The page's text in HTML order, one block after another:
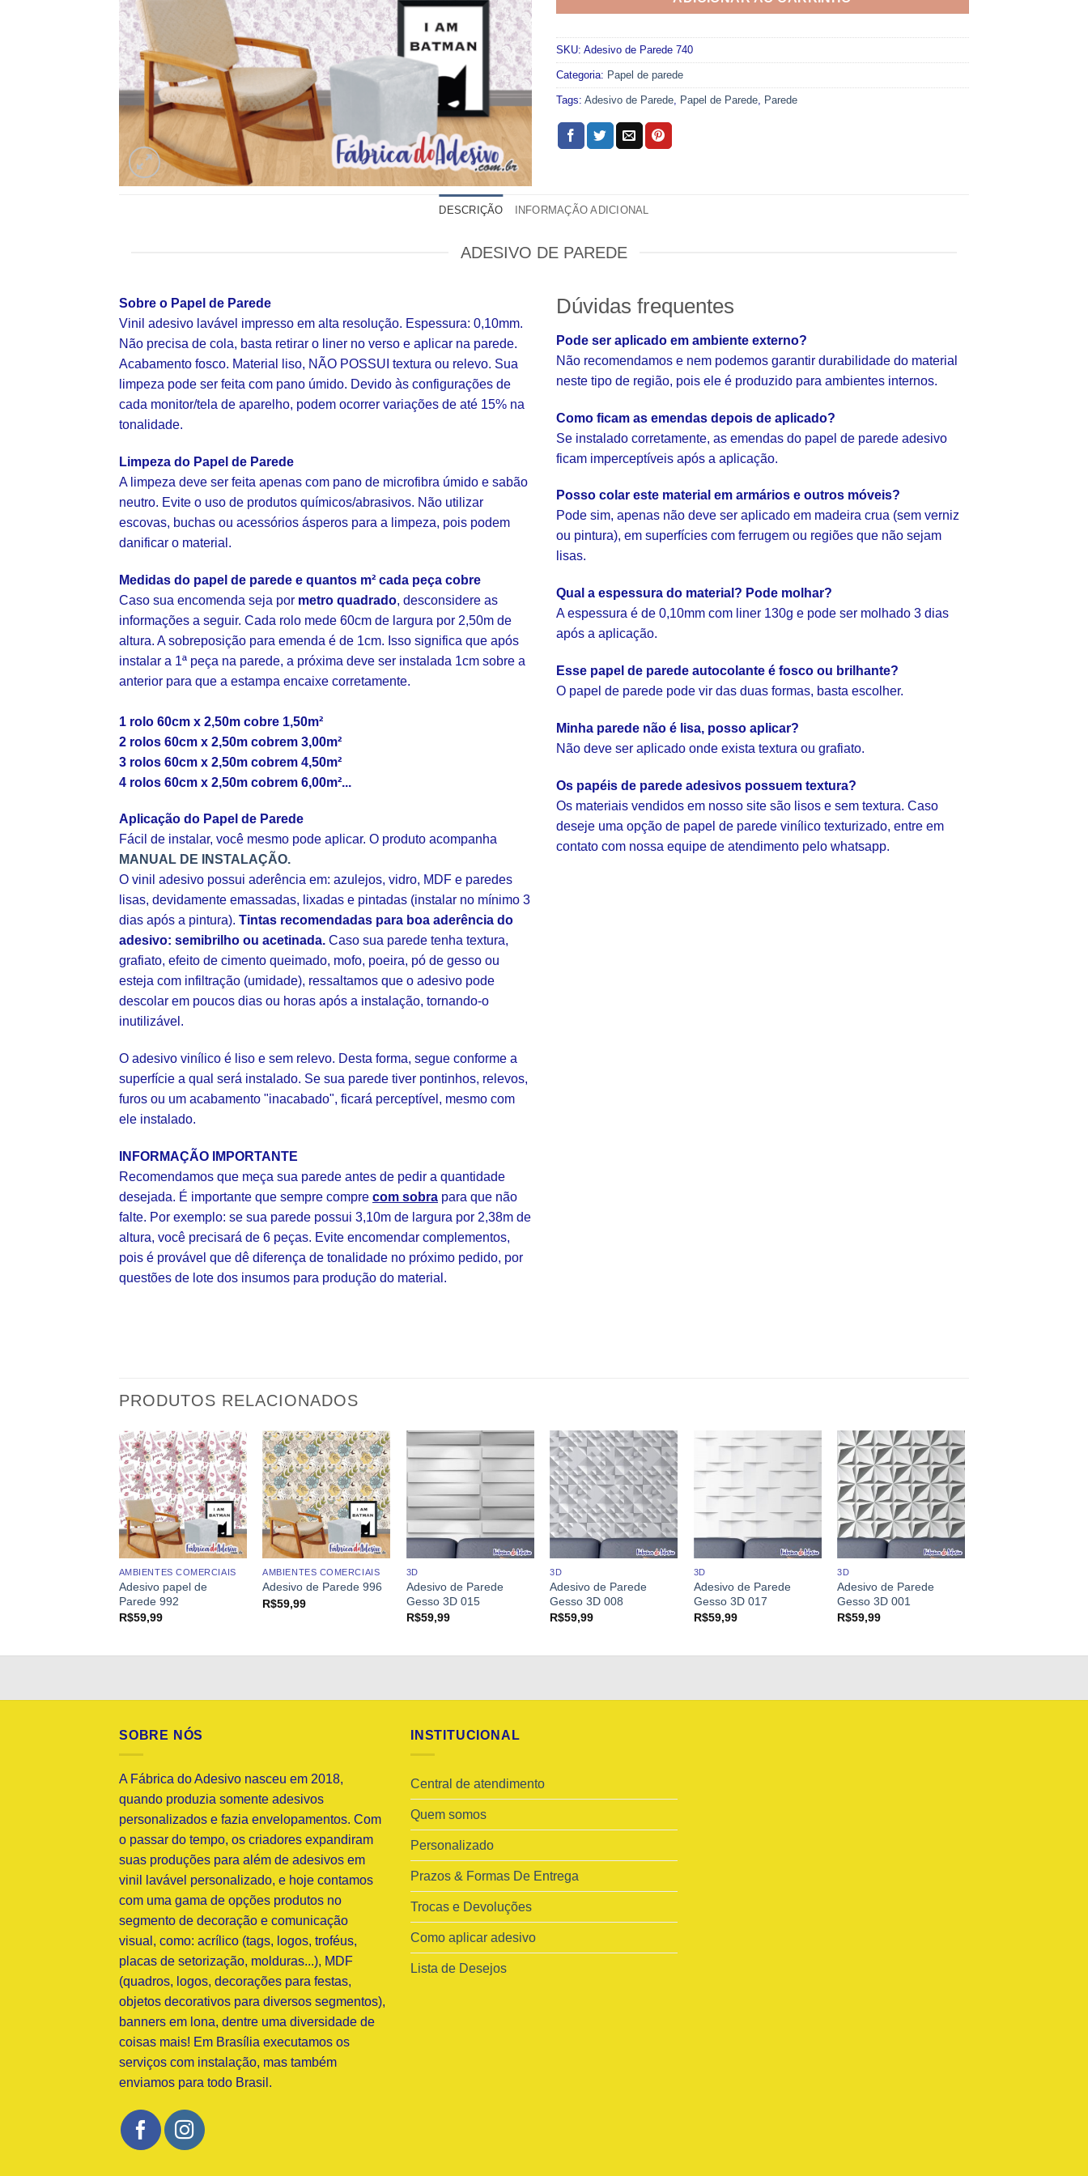
SKU: Adesivo de Parede 740
Categoria: Papel de parede
Tags: Adesivo de Parede Papel de Parede Parede
DESCRIÇÃO INFORMAÇÃO ADICIONAL
ADESIVO DE PAREDE
Sobre o Papel de Parede
Vinil adesivo lavável impresso em alta resolução. Espessura: 0,10mm.
Não precisa de cola, basta retirar o liner no verso e aplicar na parede.
Acabamento fosco. Material liso, NÃO POSSUI textura ou relevo. Sua
limpeza pode ser feita com pano úmido. Devido às configurações de
cada monitor/tela de aparelho, podem ocorrer variações de até 15% na
tonalidade.
Limpeza do Papel de Parede
A limpeza deve ser feita apenas com pano de microfibra úmido e sabão
neutro. Evite o uso de produtos químicos/abrasivos. Não utilizar
escovas, buchas ou acessórios ásperos para a limpeza, pois podem
danificar o material.
Medidas do papel de parede e quantos m² cada peça cobre
Caso sua encomenda seja por metro quadrado, desconsidere as
informações a seguir. Cada rolo mede 60cm de largura por 2,50m de
altura. A sobreposição para emenda é de 1cm. Isso significa que após
instalar a 1ª peça na parede, a próxima deve ser instalada 1cm sobre a
anterior para que a estampa encaixe corretamente.
1 rolo 60cm x 2,50m cobre 1,50m²
2 rolos 60cm x 2,50m cobrem 3,00m²
3 rolos 60cm x 2,50m cobrem 4,50m²
4 rolos 60cm x 2,50m cobrem 6,00m²...
Aplicação do Papel de Parede
Fácil de instalar, você mesmo pode aplicar. O produto acompanha
MANUAL DE INSTALAÇÃO.
O vinil adesivo possui aderência em: azulejos, vidro, MDF e paredes
lisas, devidamente emassadas, lixadas e pintadas (instalar no mínimo 3
dias após a pintura). Tintas recomendadas para boa aderência do
adesivo: semibrilho ou acetinada. Caso sua parede tenha textura,
grafiato, efeito de cimento queimado, mofo, poeira, pó de gesso ou
esteja com infiltração (umidade), ressaltamos que o adesivo pode
descolar em poucos dias ou horas após a instalação, tornando-o
inutilizável.
O adesivo vinílico é liso e sem relevo. Desta forma, segue conforme a
superfície a qual será instalado. Se sua parede tiver pontinhos, relevos,
furos ou um acabamento "inacabado", ficará perceptível, mesmo com
ele instalado.
INFORMAÇÃO IMPORTANTE
Recomendamos que meça sua parede antes de pedir a quantidade
desejada. É importante que sempre compre com sobra para que não
falte. Por exemplo: se sua parede possui 3,10m de largura por 2,38m de
altura, você precisará de 6 peças. Evite encomendar complementos,
pois é provável que dê diferença de tonalidade no próximo pedido, por
questões de lote dos insumos para produção do material.
Dúvidas frequentes
Pode ser aplicado em ambiente externo?
Não recomendamos e nem podemos garantir durabilidade do material
neste tipo de região, pois ele é produzido para ambientes internos.
Como ficam as emendas depois de aplicado?
Se instalado corretamente, as emendas do papel de parede adesivo
ficam imperceptíveis após a aplicação.
Posso colar este material em armários e outros móveis?
Pode sim, apenas não deve ser aplicado em madeira crua (sem verniz
ou pintura), em superfícies com ferrugem ou regiões que não sejam
lisas.
Qual a espessura do material? Pode molhar?
A espessura é de 0,10mm com liner 130g e pode ser molhado 3 dias
após a aplicação.
Esse papel de parede autocolante é fosco ou brilhante?
O papel de parede pode vir das duas formas, basta escolher.
Minha parede não é lisa, posso aplicar?
Não deve ser aplicado onde exista textura ou grafiato.
Os papéis de parede adesivos possuem textura?
Os materiais vendidos em nosso site são lisos e sem textura. Caso
deseje uma opção de papel de parede vinílico texturizado, entre em
contato com nossa equipe de atendimento pelo whatsapp.
PRODUTOS RELACIONADOS
AMBIENTES COMERCIAIS
Adesivo papel de
Parede 992
R$59,99
AMBIENTES COMERCIAIS
Adesivo de Parede 996
R$59,99
3D
Adesivo de Parede
Gesso 3D 015
R$59,99
3D
Adesivo de Parede
Gesso 3D 008
R$59,99
3D
Adesivo de Parede
Gesso 3D 017
R$59,99
3D
Adesivo de Parede
Gesso 3D 001
R$59,99
SOBRE NÓS
A Fábrica do Adesivo nasceu em 2018,
quando produzia somente adesivos
personalizados e fazia envelopamentos. Com
o passar do tempo, os criadores expandiram
suas produções para além de adesivos em
vinil lavável personalizado, e hoje contamos
com uma gama de opções produtos no
segmento de decoração e comunicação
visual, como: acrílico (tags, logos, troféus,
placas de setorização, molduras...), MDF
(quadros, logos, decorações para festas,
objetos decorativos para diversos segmentos),
banners em lona, dentre uma diversidade de
coisas mais! Em Brasília executamos os
serviços com instalação, mas também
enviamos para todo Brasil.
INSTITUCIONAL
Central de atendimento
Quem somos
Personalizado
Prazos & Formas De Entrega
Trocas e Devoluções
Como aplicar adesivo
Lista de Desejos